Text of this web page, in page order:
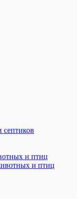
септиков
и птиц
и птиц